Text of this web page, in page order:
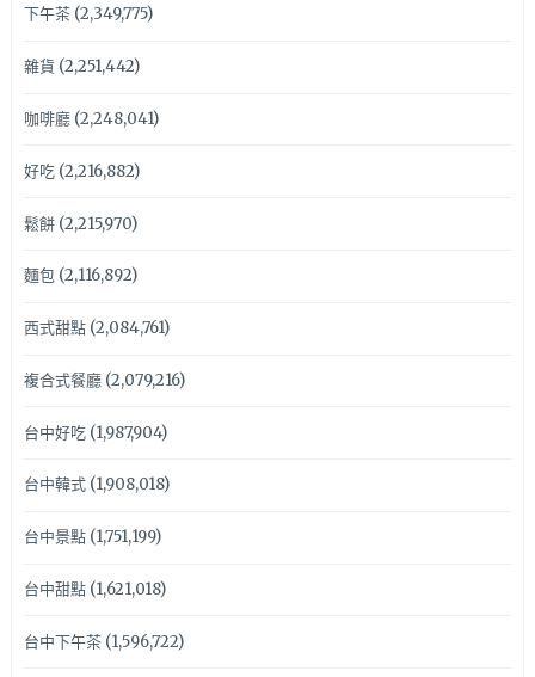
下午茶(2,349,775)
雜貨 (2,251,442)
咖啡廳(2,248,041)
好吃(2,216,882)
鬆餅(2,215,970)
麵包(2,116,892)
西式甜點(2,084,761)
複合式餐廳(2,079,216)
台中好吃(1,987,904)
台中韓式(1,908,018)
台中景點(1,751,199)
台中甜點(1,621,018)
台中下午茶(1,596,722)